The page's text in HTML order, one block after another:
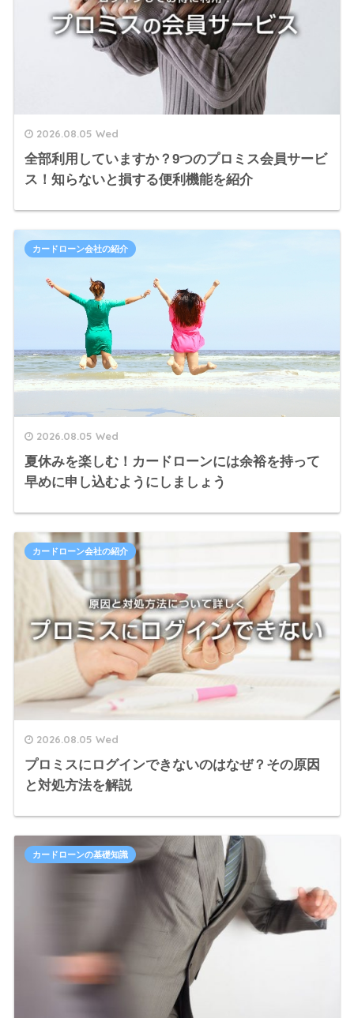
2026.08.05 Wed
全部利用していますか？9つのプロミス会員サービ
ス！知らないと損する便利機能を紹介
2026.08.05 Wed
夏休みを楽しむ！カードローンには余裕を持って
早めに申し込むようにしましょう
カードローン会社の紹介
2026.08.05 Wed
プロミスにログインできないのはなぜ？その原因
と対処方法を解説
カードローン会社の紹介
カードローンの基礎知識